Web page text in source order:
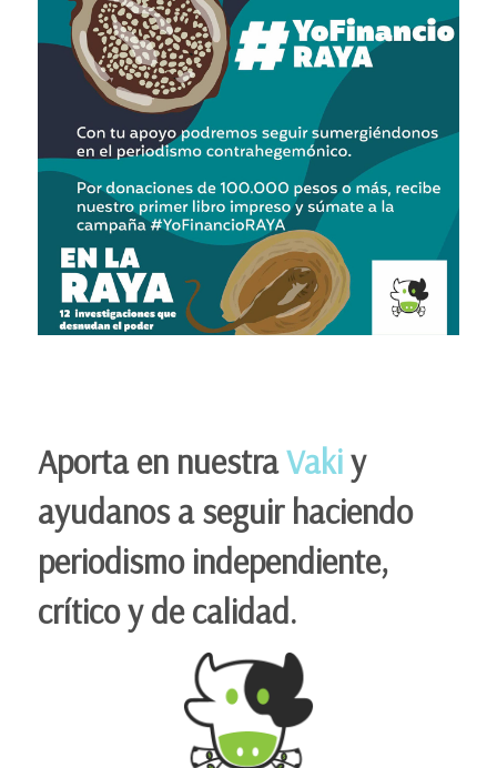
Aporta en nuestraVakiy
ayudanos a seguir haciendo
periodismo independiente,
crítico y de calidad.